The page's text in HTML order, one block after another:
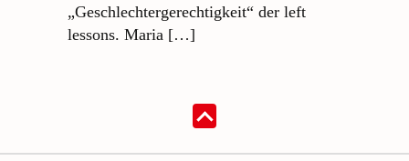
„Geschlechtergerechtigkeit“ der left
lessons. Maria […]